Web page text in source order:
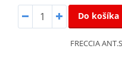
Do košíka
FRECCIA